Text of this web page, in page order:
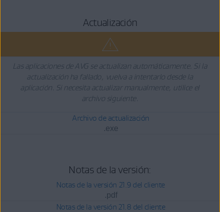
Actualización
Las aplicaciones de AVG se actualizan automáticamente. Si la
actualización ha fallado, vuelva a intentarlo desde la
aplicación. Si necesita actualizar manualmente, utilice el
archivo siguiente.
Archivo de actualización
.exe
Notas de la versión:
Notas de la versión 21.9 del cliente
.pdf
Notas de la versión 21.8 del cliente